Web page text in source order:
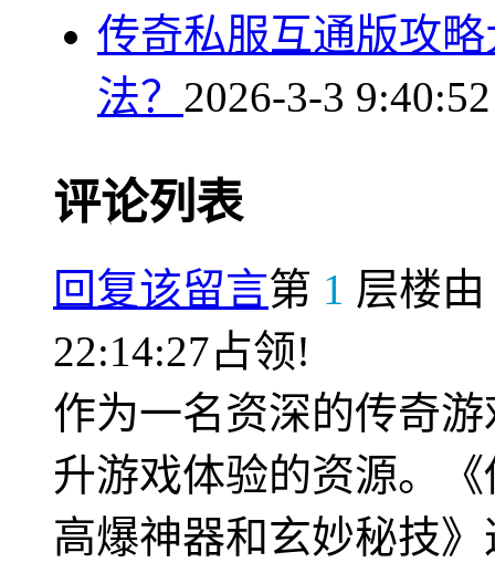
传奇私服互通版攻
法？ 2026-3-3 9:40:52
评论列表
回复该留言第 1 层楼由
22:14:27占领!
作为一名资深的传奇
升游戏体验的资源。
高爆神器和玄妙秘技